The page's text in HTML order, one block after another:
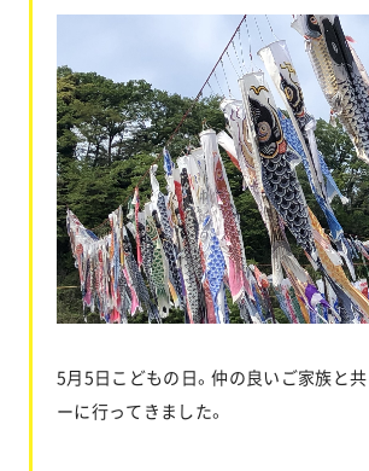
5月5日こどもの日。仲の良いご家族と
ーに行ってきました。
沿革
関連企業
新着情報
ブログ